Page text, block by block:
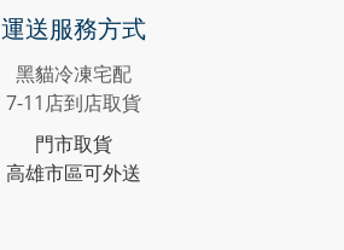
運送服務方式
黑貓冷凍宅配
7-11店到店取貨
門市取貨
高雄市區可外送